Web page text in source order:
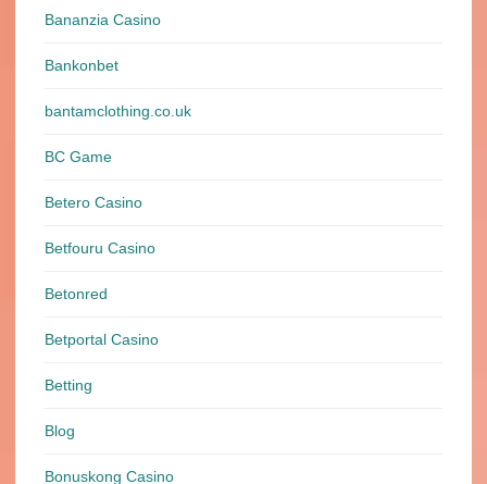
Bananzia Casino
Bankonbet
bantamclothing.co.uk
BC Game
Betero Casino
Betfouru Casino
Betonred
Betportal Casino
Betting
Blog
Bonuskong Casino